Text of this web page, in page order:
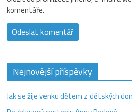
komentáře.
Nejnovější příspěvky
Jak se žije venku dětem z dětských